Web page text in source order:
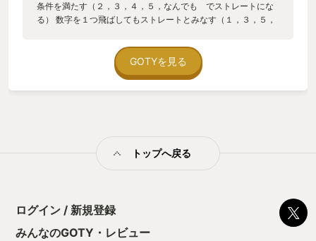
条件を満たす（２，３，４，５，なんでも でストレートにな
る） 数字を１つ飛ばしてもストレートとみなす（１，３，５，
ペードとクラブが混在してもフラッシュになる） 追加できるル
ールは運に左右されるので毎回できるわけじゃないけど、 役の
条件が緩和されるルール＆役のスコアを増加する効果を組みあ
GOTYを見る
トップへ戻る
ログイン / 新規登録
みんなのGOTY・レビュー